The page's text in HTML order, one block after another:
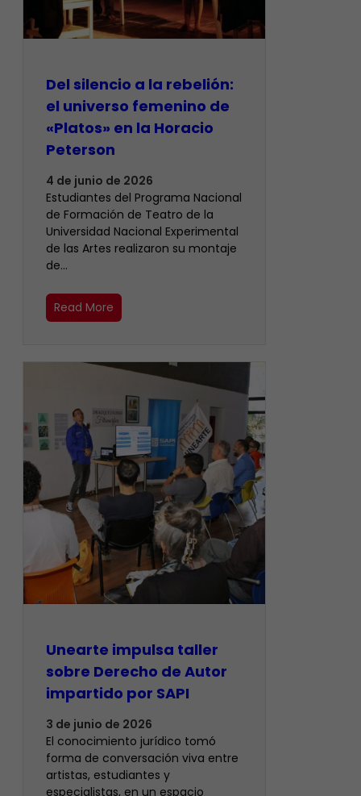
Del silencio a la rebelión:
el universo femenino de
«Platos» en la Horacio
Peterson
4 de junio de 2026
Estudiantes del Programa Nacional
de Formación de Teatro de la
Universidad Nacional Experimental
de las Artes realizaron su montaje
de…
Read More
Unearte impulsa taller
sobre Derecho de Autor
impartido por SAPI
3 de junio de 2026
El conocimiento jurídico tomó
forma de conversación viva entre
artistas, estudiantes y
especialistas, en un espacio